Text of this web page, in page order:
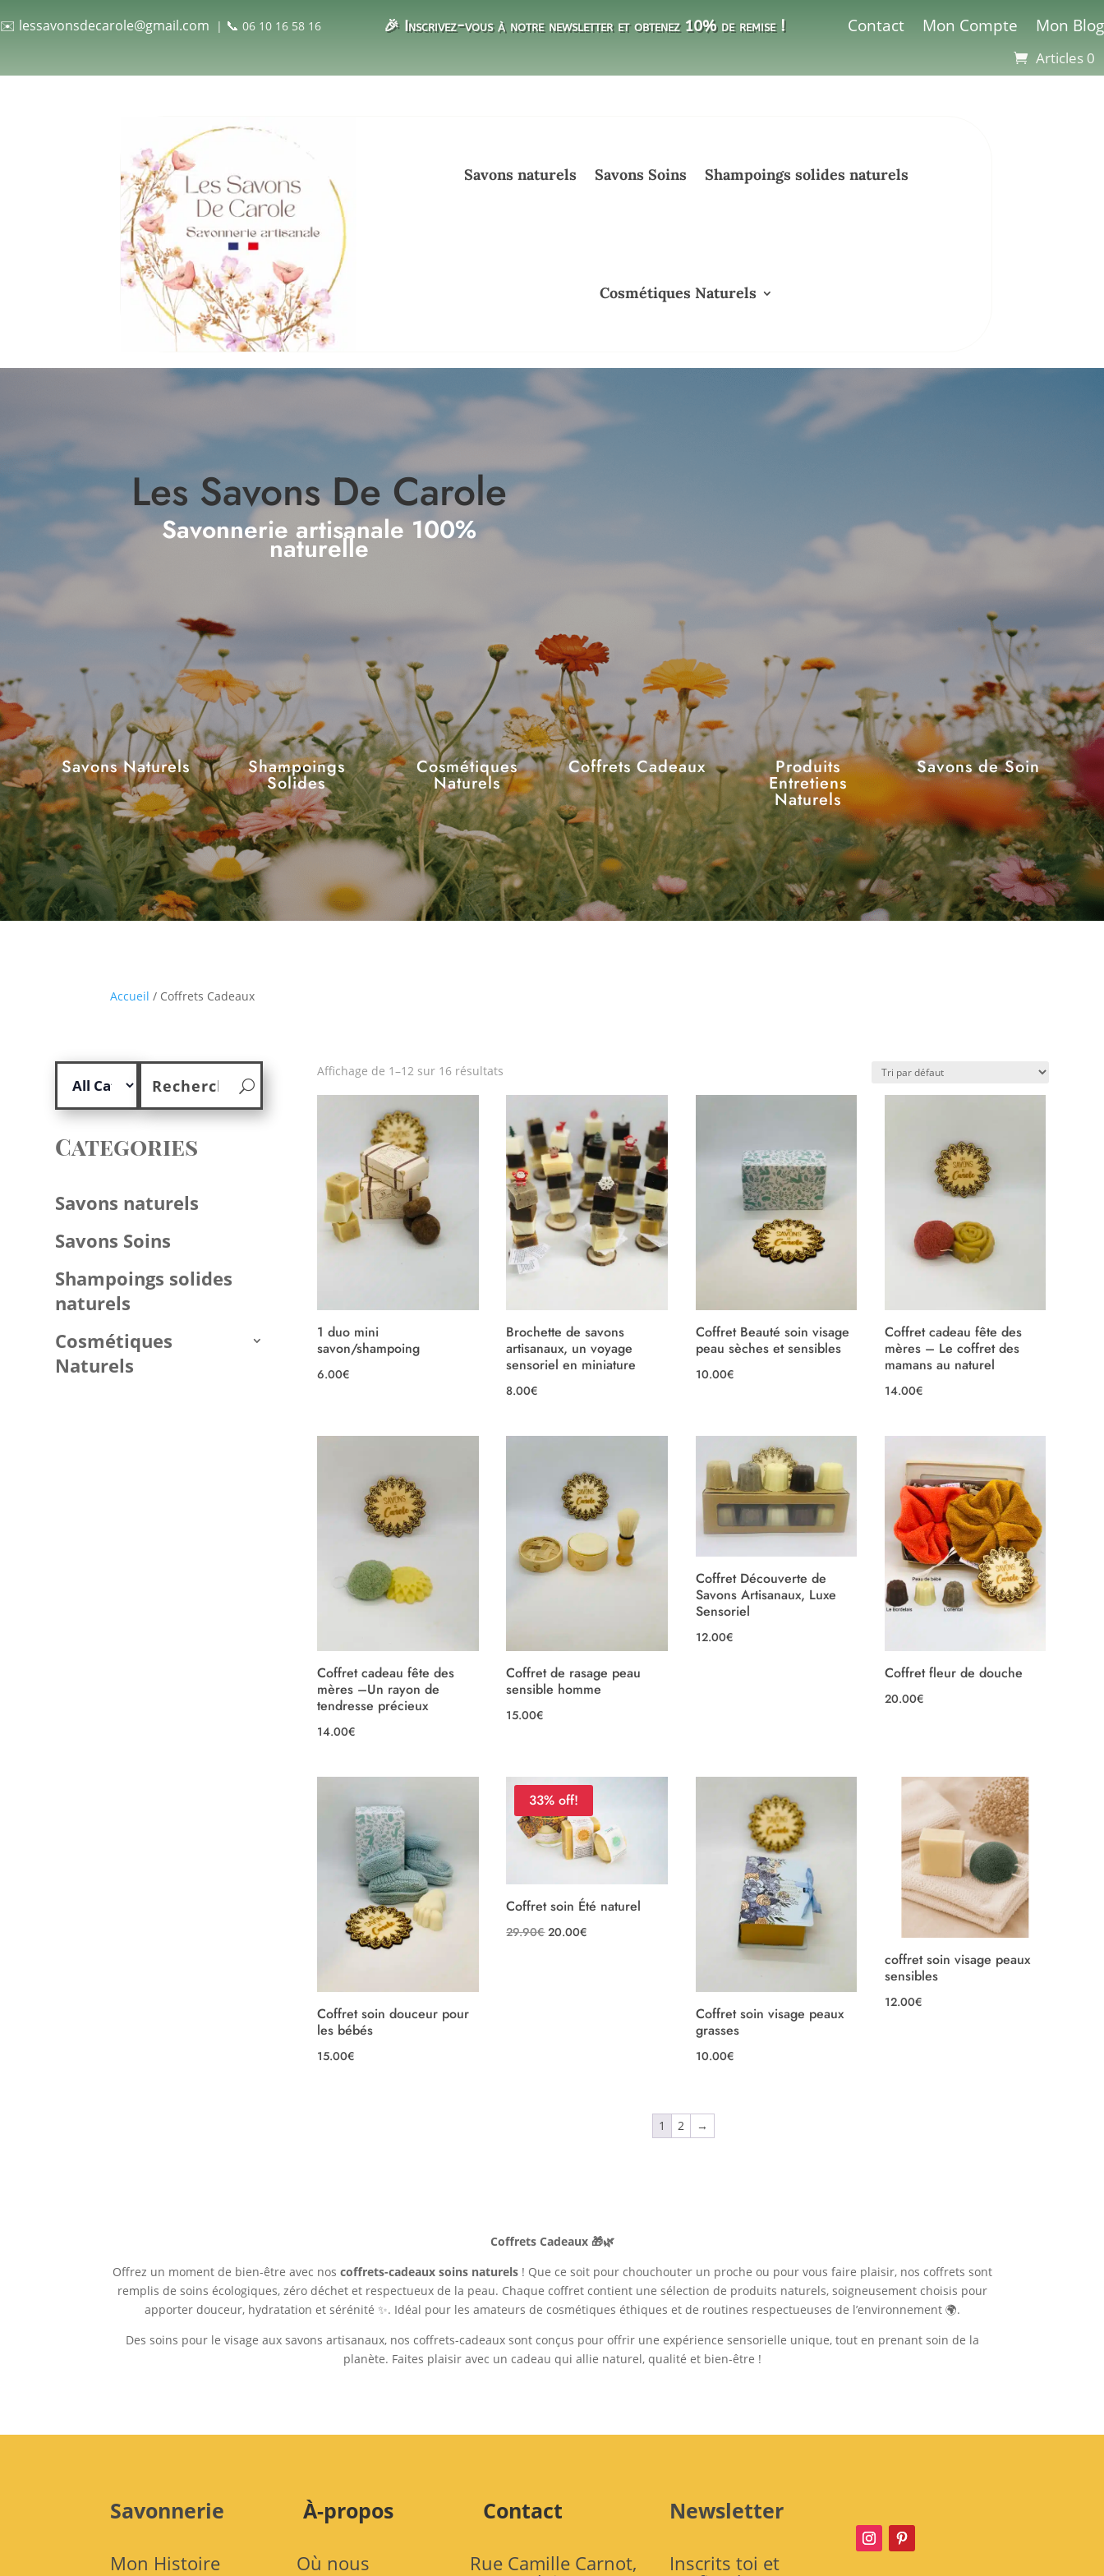
✉️ lessavonsdecarole@gmail.com | 📞 06 10 16 58 16 🎉 Inscrivez-vous à notre newsletter et obtenez 10% de remise ! Contact Mon Compte Mon Blog
Articles 0
Savons naturels Savons Soins Shampoings solides naturels
Cosmétiques Naturels
Les Savons De Carole
Savonnerie artisanale 100%
naturelle
Savons Naturels Shampoings
Solides
Cosmétiques
Naturels
Coffrets Cadeaux Produits
Entretiens
Naturels
Savons de Soin
Accueil / Coffrets Cadeaux
Categories
Savons naturels
Savons Soins
Shampoings solides
naturels
Cosmétiques
Naturels
Affichage de 1–12 sur 16 résultats
1 duo mini
savon/shampoing
6.00€
Brochette de savons
artisanaux, un voyage
sensoriel en miniature
8.00€
Coffret Beauté soin visage
peau sèches et sensibles
10.00€
Coffret cadeau fête des
mères – Le coffret des
mamans au naturel
14.00€
Coffret cadeau fête des
mères –Un rayon de
tendresse précieux
14.00€
Coffret de rasage peau
sensible homme
15.00€
Coffret Découverte de
Savons Artisanaux, Luxe
Sensoriel
12.00€
Coffret fleur de douche
20.00€
Coffret soin douceur pour
les bébés
15.00€
33% off!
Coffret soin Été naturel
29.90€ Le
20.00€
Coffret soin visage peaux
grasses
10.00€
coffret soin visage peaux
sensibles
12.00€
1 2 →
Coffrets Cadeaux 🎁🌿
Offrez un moment de bien-être avec nos coffrets-cadeaux soins naturels! Que ce soit pour chouchouter un proche ou pour vous faire plaisir, nos coffrets sont
remplis de soins écologiques, zéro déchet et respectueux de la peau. Chaque coffret contient une sélection de produits naturels, soigneusement choisis pour
apporter douceur, hydratation et sérénité ✨. Idéal pour les amateurs de cosmétiques éthiques et de routines respectueuses de l’environnement 🌍.
Des soins pour le visage aux savons artisanaux, nos coffrets-cadeaux sont conçus pour offrir une expérience sensorielle unique, tout en prenant soin de la
planète. Faites plaisir avec un cadeau qui allie naturel, qualité et bien-être !
Savonnerie
Mon Histoire
À-propos
Où nous
Contact
Rue Camille Carnot,
Newsletter
Inscrits toi et